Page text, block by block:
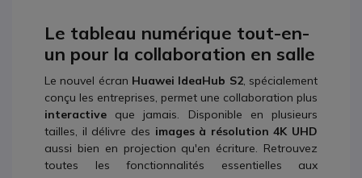
Le tableau numérique tout-en-
un pour la collaboration en salle
Le nouvel écran Huawei IdeaHub S2, spécialement
conçu les entreprises, permet une collaboration plus
interactive que jamais. Disponible en plusieurs
tailles, il délivre des images à résolution 4K UHD
aussi bien en projection qu'en écriture. Retrouvez
toutes les fonctionnalités essentielles aux